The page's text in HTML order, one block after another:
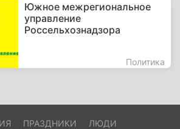
Южное межрегиональное
управление
Россельхознадзора
Политика
ПРАЗДНИКИ
ЛЮДИ